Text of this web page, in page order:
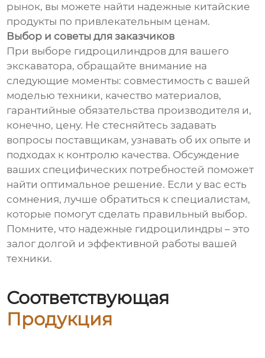
рынок, вы можете найти надежные китайские
продукты по привлекательным ценам.
Выбор и советы для заказчиков
При выборе гидроцилиндров для вашего
экскаватора, обращайте внимание на
следующие моменты: совместимость с вашей
моделью техники, качество материалов,
гарантийные обязательства производителя и,
конечно, цену. Не стесняйтесь задавать
вопросы поставщикам, узнавать об их опыте и
подходах к контролю качества. Обсуждение
ваших специфических потребностей поможет
найти оптимальное решение. Если у вас есть
сомнения, лучше обратиться к специалистам,
которые помогут сделать правильный выбор.
Помните, что надежные гидроцилиндры – это
залог долгой и эффективной работы вашей
техники.
Соответствующая
Продукция